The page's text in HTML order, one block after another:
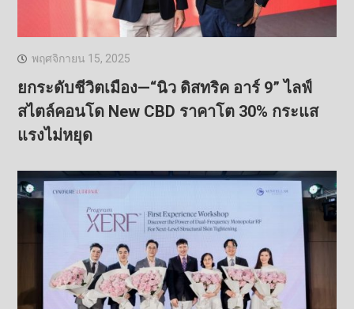
พฤศจิกายน 15, 2025
ยกระดับชีวิตเมือง—“นิว ดิสทริค อาร์ 9” ไลฟ์
สไตล์คอนโด New CBD ราคาโต 30% กระแส
แรงไม่หยุด